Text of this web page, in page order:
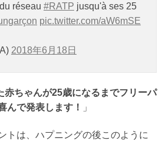
réseau #RATP jusqu'à ses 25
pic.twitter.com/aW6mSE
2018年6月18日
赤ちゃんが25歳になるまでフリーパ
んで発表します！
」
トは、ハプニングの後このように